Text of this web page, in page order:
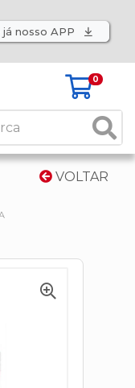
já nosso APP
0
VOLTAR